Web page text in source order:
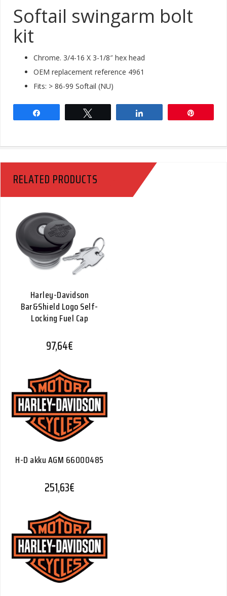
Softail swingarm bolt
kit
Chrome. 3/4-16 X 3-1/8″ hex head
OEM replacement reference 4961
Fits: > 86-99 Softail (NU)
RELATED PRODUCTS
Harley-Davidson
Bar&Shield Logo Self-
Locking Fuel Cap
97,64€
H-D akku AGM 66000485
251,63€